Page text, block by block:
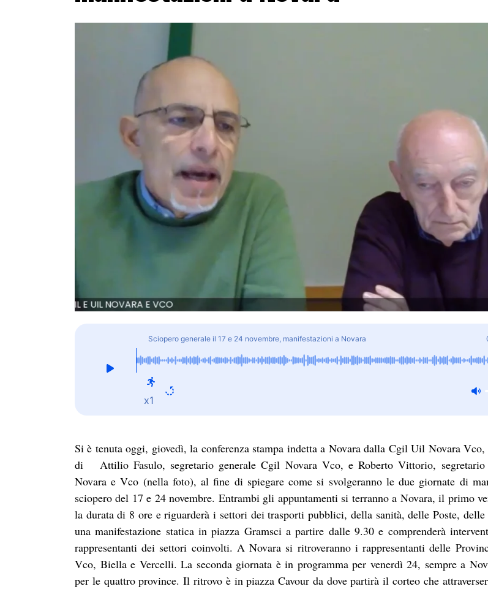
Sciopero generale il 17 e 24 novembre, manifestazioni a Novara
x1
Si è tenuta oggi, giovedì, la conferenza stampa indetta a Novara dalla Cgil Uil Novara Vco,
di Attilio Fasulo, segretario generale Cgil Novara Vco, e Roberto Vittorio, segretario
Novara e Vco (nella foto), al fine di spiegare come si svolgeranno le due giornate di
sciopero del 17 e 24 novembre. Entrambi gli appuntamenti si terranno a Novara, il primo
la durata di 8 ore e riguarderà i settori dei trasporti pubblici, della sanità, delle Poste, delle
una manifestazione statica in piazza Gramsci a partire dalle 9.30 e comprenderà
rappresentanti dei settori coinvolti. A Novara si ritroveranno i rappresentanti delle
Vco, Biella e Vercelli. La seconda giornata è in programma per venerdì 24, sempre a
per le quattro province. Il ritrovo è in piazza Cavour da dove partirà il corteo che